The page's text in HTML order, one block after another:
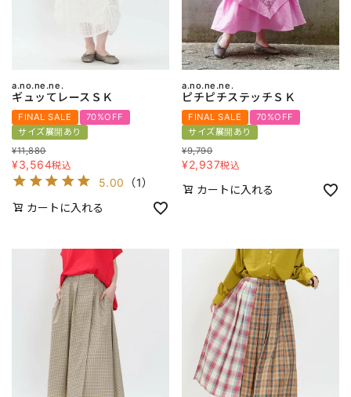
a.no.ne.ne.
ギュッてレースＳＫ
FINAL SALE
70%OFF
サイズ展開あり
¥11,880
¥3,564税込
5.00 （1）
カートに入れる
a.no.ne.ne.
ピチピチステッチＳＫ
FINAL SALE
70%OFF
サイズ展開あり
¥9,790
¥2,937税込
カートに入れる